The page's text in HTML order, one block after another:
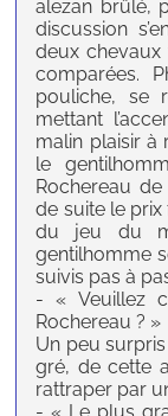
alezan brûlé,
discussion
deux chevaux
comparées.
pouliche, se
mettant
malin plaisir à
le
Rochereau
de suite le
du jeu du
gentilhomme
suivis pas à
- « Veuillez
Rochereau ? »
Un peu
gré, de cette
rattraper par